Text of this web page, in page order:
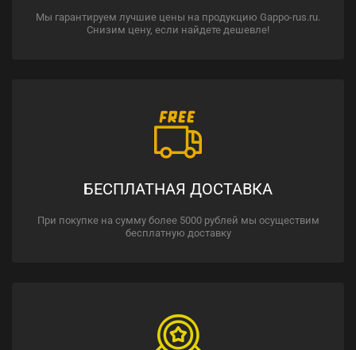
Мы гарантируем лучшие цены на продукцию Gappo-rus.ru.
Снизим цену, если найдете дешевле!
БЕСПЛАТНАЯ ДОСТАВКА
При покупке на сумму более 5000 рублей мы осуществим
бесплатную доставку